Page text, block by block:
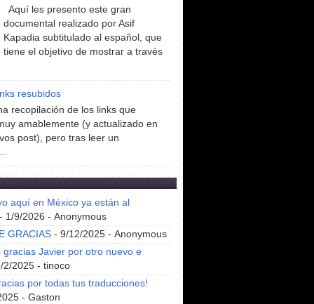
Aquí les presento este gran
documental realizado por Asif
Kapadia subtitulado al español, que
tiene el objetivo de mostrar a través
resubidos
recopilación de los links que
amablemente (y actualizado en
post), pero tras leer un
aquí en México ya están al
1/9/2026 - Anonymous
GRACIAS - 9/12/2025 - Anonymous
gracias Javier por otro nuevo e
2025 - tinoco
por todas tus traducciones!
- Gaston